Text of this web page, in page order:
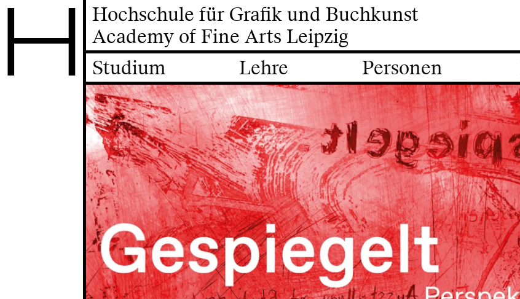
H
Hochschule für Grafik und Buchkunst
Academy of Fine Arts Leipzig
Studium Lehre Personen